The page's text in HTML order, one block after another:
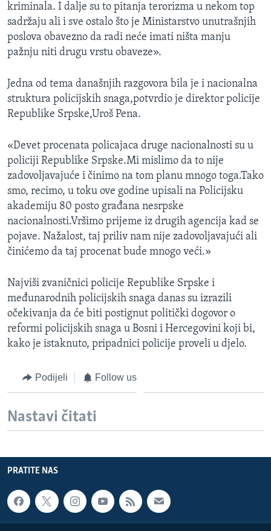
kriminala. I dalje su to pitanja terorizma u nekom top
sadržaju ali i sve ostalo što je Ministarstvo unutrašnjih
poslova obavezno da radi neće imati ništa manju
pažnju niti drugu vrstu obaveze».
Jedna od tema današnjih razgovora bila je i nacionalna
struktura policijskih snaga,potvrdio je direktor policije
Republike Srpske,Uroš Pena.
«Devet procenata policajaca druge nacionalnosti su u
policiji Republike Srpske.Mi mislimo da to nije
zadovoljavajuće i činimo na tom planu mnogo toga.Tako
smo, recimo, u toku ove godine upisali na Policijsku
akademiju 80 posto građana nesrpske
nacionalnosti.Vršimo prijeme iz drugih agencija kad se
pojave. Nažalost, taj priliv nam nije zadovoljavajući ali
činićemo da taj procenat bude mnogo veći.»
Najviši zvaničnici policije Republike Srpske i
međunarodnih policijskih snaga danas su izrazili
očekivanja da će biti postignut politički dogovor o
reformi policijskih snaga u Bosni i Hercegovini koji bi,
kako je istaknuto, pripadnici policije proveli u djelo.
Podijeli Follow us
Nastavi čitati
PRATITE NAS